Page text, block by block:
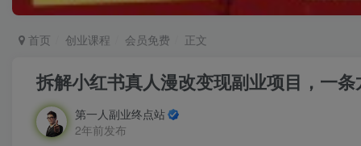
首页 创业课程 会员免费 正文
拆解小红书真人漫改变现副业项目，一
第一人副业终点站
2年前发布